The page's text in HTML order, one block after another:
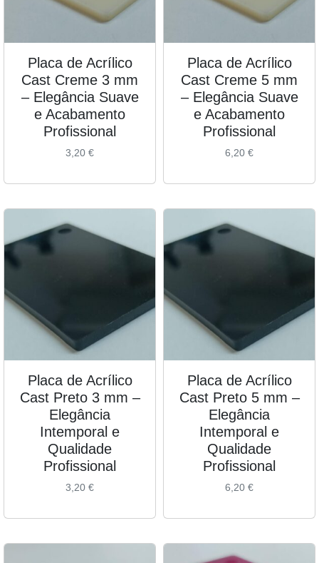
Placa de Acrílico
Cast Creme 3 mm
– Elegância Suave
e Acabamento
Profissional
3,20 €
Placa de Acrílico
Cast Creme 5 mm
– Elegância Suave
e Acabamento
Profissional
6,20 €
Placa de Acrílico
Cast Preto 3 mm –
Elegância
Intemporal e
Qualidade
Profissional
3,20 €
Placa de Acrílico
Cast Preto 5 mm –
Elegância
Intemporal e
Qualidade
Profissional
6,20 €